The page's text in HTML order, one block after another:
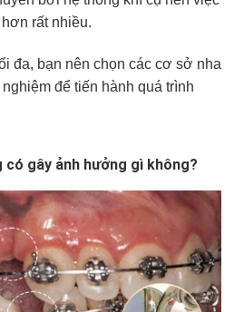
rất nhiều.
đa, bạn nên chọn các cơ sở nha
để tiến hành quá trình
có gây ảnh hưởng gì không?